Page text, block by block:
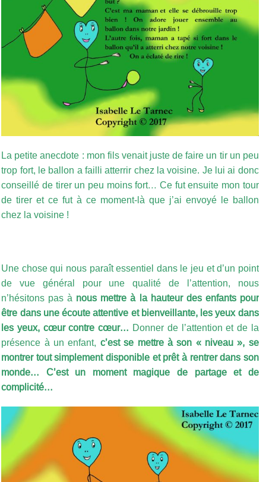
La petite anecdote : mon fils venait juste de faire un tir un peu
trop fort, le ballon a failli atterrir chez la voisine. Je lui ai donc
conseillé de tirer un peu moins fort… Ce fut ensuite mon tour
de tirer et ce fut à ce moment-là que j’ai envoyé le ballon
chez la voisine !
Une chose qui nous paraît essentiel dans le jeu et d’un point
de vue général pour une qualité de l’attention, nous
n’hésitons pas à nous mettre à la hauteur des enfants pour
être dans une écoute attentive et bienveillante, les yeux dans
les yeux, cœur contre cœur… Donner de l’attention et de la
présence à un enfant, c’est se mettre à son « niveau », se
montrer tout simplement disponible et prêt à rentrer dans son
monde… C’est un moment magique de partage et de
complicité…